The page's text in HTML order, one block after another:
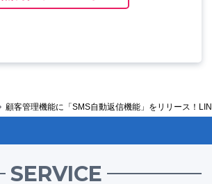
顧客管理機能に「SMS自動返信機能」をリリース！
SERVICE